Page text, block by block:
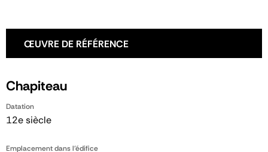
ŒUVRE DE RÉFÉRENCE
Chapiteau
Datation
12e siècle
Emplacement dans l'édifice